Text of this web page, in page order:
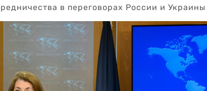
в переговорах России и Украины